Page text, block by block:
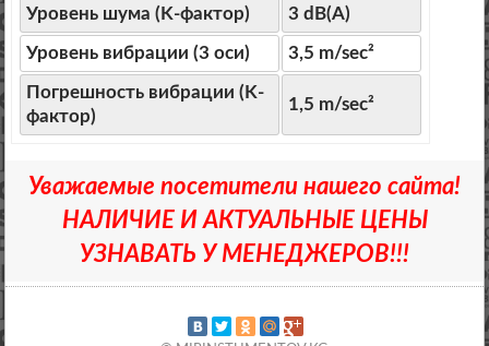
Уровень шума (K-фактор) 3 dB(A)
Уровень вибрации (3 оси) 3,5 m/sec²
Погрешность вибрации (K-
фактор)
1,5 m/sec²
Уважаемые посетители нашего сайта!
НАЛИЧИЕ И АКТУАЛЬНЫЕ ЦЕНЫ
УЗНАВАТЬ У МЕНЕДЖЕРОВ!!!